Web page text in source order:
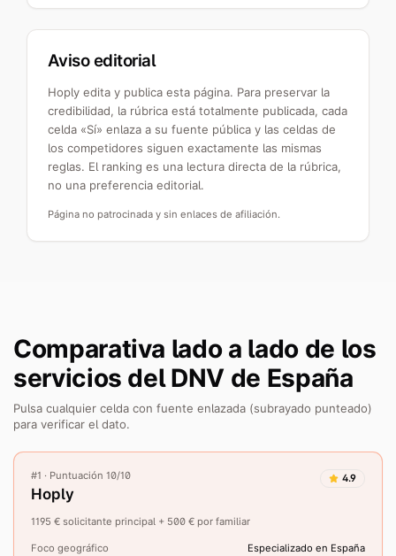
Aviso editorial
Hoply edita y publica esta página. Para preservar la
credibilidad, la rúbrica está totalmente publicada, cada
celda «Sí» enlaza a su fuente pública y las celdas de
los competidores siguen exactamente las mismas
reglas. El ranking es una lectura directa de la rúbrica,
no una preferencia editorial.
Página no patrocinada y sin enlaces de afiliación.
Comparativa lado a lado de los
servicios del DNV de España
Pulsa cualquier celda con fuente enlazada (subrayado punteado)
para verificar el dato.
#1 · Puntuación 10/10
Hoply
4.9
1195 € solicitante principal + 500 € por familiar
Foco geográfico Especializado en España